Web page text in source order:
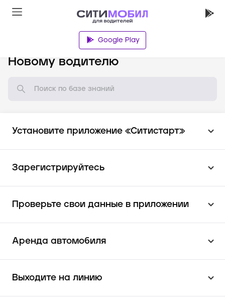
Google Play
Новому водителю
Установите приложение «Ситистарт»
Зарегистрируйтесь
Проверьте свои данные в приложении
Аренда автомобиля
Выходите на линию